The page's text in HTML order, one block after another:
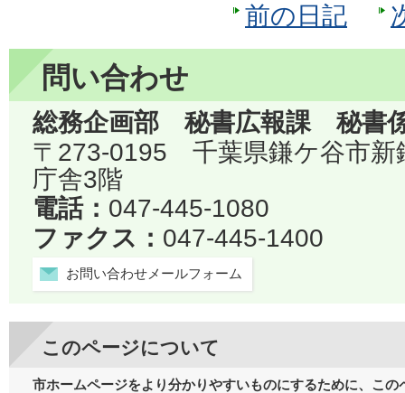
前の日記
問い合わせ
総務企画部 秘書広報課 秘書
〒273-0195 千葉県鎌ケ谷市
庁舎3階
電話： 047-445-1080
ファクス： 047-445-1400
お問い合わせメールフォーム
このページについて
市ホームページをより分かりやすいものにするために、こ